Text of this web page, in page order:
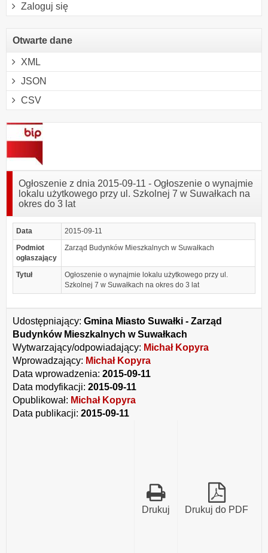
Zaloguj się
Otwarte dane
XML
JSON
CSV
Ogłoszenie z dnia 2015-09-11 - Ogłoszenie o wynajmie
lokalu użytkowego przy ul. Szkolnej 7 w Suwałkach na
okres do 3 lat
Data
2015-09-11
Podmiot
ogłaszający
Zarząd Budynków Mieszkalnych w Suwałkach
Tytuł
Ogłoszenie o wynajmie lokalu użytkowego przy ul.
Szkolnej 7 w Suwałkach na okres do 3 lat
Udostępniający: Gmina Miasto Suwałki - Zarząd
Budynków Mieszkalnych w Suwałkach
Wytwarzający/odpowiadający: Michał Kopyra
Wprowadzający: Michał Kopyra
Data wprowadzenia: 2015-09-11
Data modyfikacji: 2015-09-11
Opublikował: Michał Kopyra
Data publikacji: 2015-09-11
Drukuj do PDF
Drukuj